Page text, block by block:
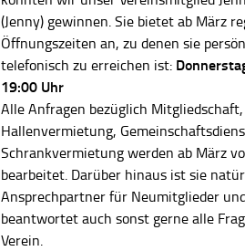
(Jenny) gewinnen. Sie bietet ab März
Öffnungszeiten an, zu denen sie
telefonisch zu erreichen ist:
19:00 Uhr
Alle Anfragen bezüglich Mitgliedschaft,
Hallenvermietung,
Schrankvermietung werden ab März
bearbeitet. Darüber hinaus ist sie
Ansprechpartner für Neumitglieder
beantwortet auch sonst gerne alle
Verein.